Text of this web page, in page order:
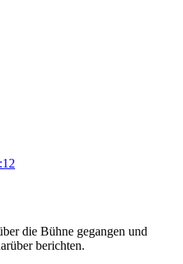
die Bühne gegangen und
berichten.